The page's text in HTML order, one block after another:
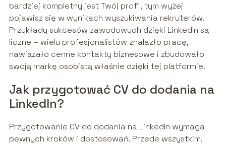
bardziej kompletny jest Twój profil, tym wyżej
pojawisz się w wynikach wyszukiwania rekruterów.
Przykłady sukcesów zawodowych dzięki LinkedIn są
liczne – wielu profesjonalistów znalazło pracę,
nawiązało cenne kontakty biznesowe i zbudowało
swoją markę osobistą właśnie dzięki tej platformie.
Jak przygotować CV do dodania na
LinkedIn?
Przygotowanie CV do dodania na LinkedIn wymaga
pewnych kroków i dostosowań. Przede wszystkim,